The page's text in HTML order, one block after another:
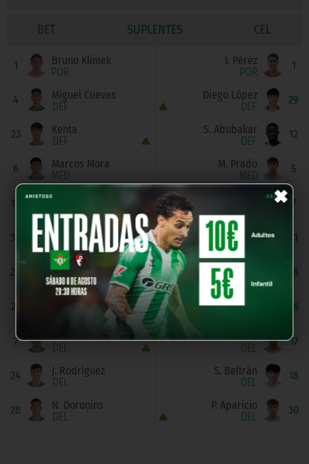
×
BET SUPLENTES CEL
1
POR
Bruno Klimek
4
DEF
Miguel Cuevas
23
DEF
Kenta
6
MED
Marcos Mora
10
MED
E. Fierro
30
MED
J. Ortega
20
DEL
Alberto De Haro
27
7
DEL
24
DEL
J. Rodríguez
28
DEL
N. Doroņins
1
POR
I. Pérez
29
DEF
Diego López
12
DEF
S. Abubakar
5
MED
M. Prado
7
11
P. García
28
MED
D. Ruiz
26
D. Matute
17
DEL
18
DEL
S. Beltrán
30
DEL
P. Aparicio